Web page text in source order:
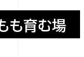
も育む場